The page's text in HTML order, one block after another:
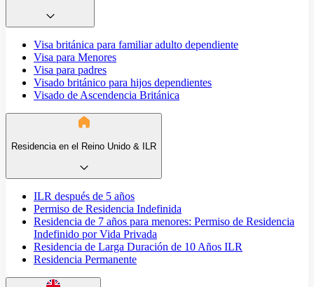
Visa británica para familiar adulto dependiente
Visa para Menores
Visa para padres
Visado británico para hijos dependientes
Visado de Ascendencia Británica
Residencia en el Reino Unido & ILR
ILR después de 5 años
Permiso de Residencia Indefinida
Residencia de 7 años para menores: Permiso de Residencia
Indefinido por Vida Privada
Residencia de Larga Duración de 10 Años ILR
Residencia Permanente